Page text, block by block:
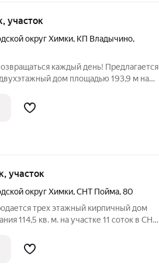
участок
округ Химки, КП Владычино,
каждый день! Предлагается
дом площадью 193,9 м на
для собственного проживания,
участок
округ Химки,СНТ Пойма,80
трех этажный кирпичный дом
114,5 кв. м. на участке 11 соток в СНТ
Категория земель: земли сельхоз.